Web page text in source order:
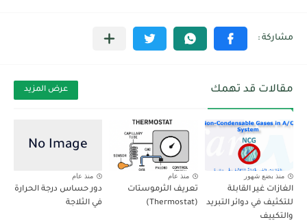
مقالات قد تهمك عرض المزيد
منذ بضع شهور
الغازات غير القابلة
للتكثيف في دوائر التبريد
والتكييف
منذ عام
تعريف الثرموستات
(Thermostat)
منذ عام
دور حساس درجة الحرارة
في الثلاجة